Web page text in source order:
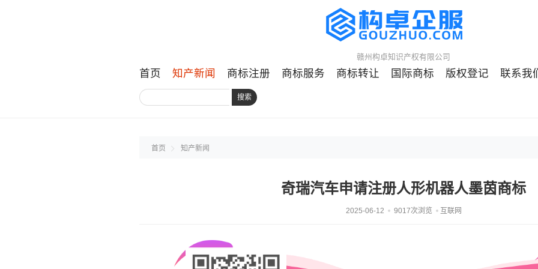
赣州构卓知识产权有限公司
首页 知产新闻 商标注册 商标服务 商标转让 国际商标 版权登记 联系我
搜索
首页 知产新闻
奇瑞汽车申请注册人形机器人墨茵商标
2025-06-12 9017次浏览 互联网